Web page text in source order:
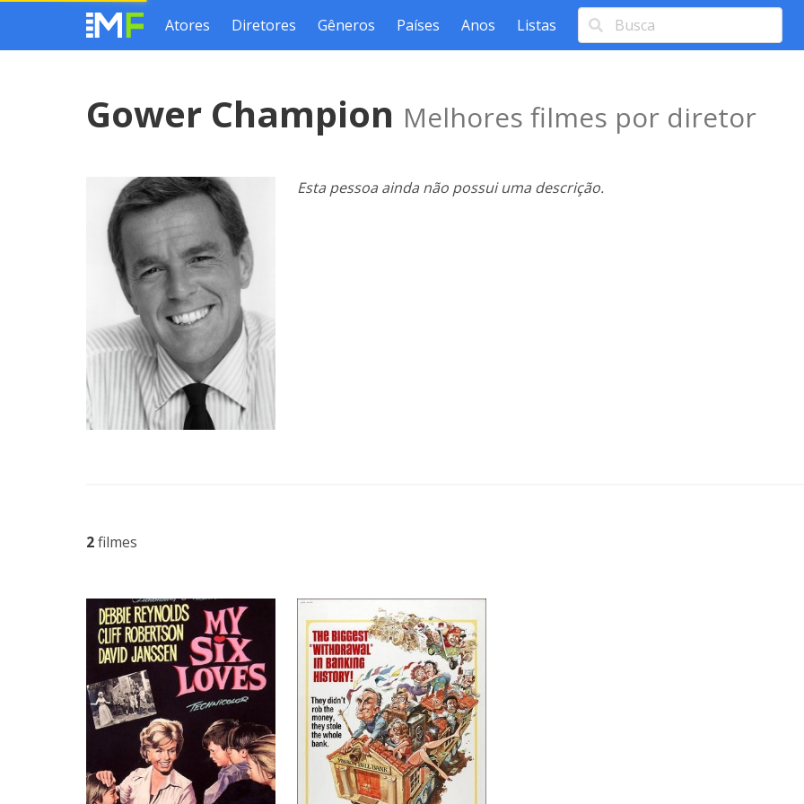
Atores Diretores Gêneros Países Anos Listas
Gower Champion Melhores filmes por diretor
Esta pessoa ainda não possui uma descrição.
2filmes